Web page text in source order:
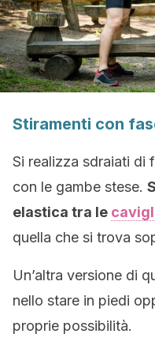
Stiramenti con
Si realizza sdraiati di
con le gambe stese.
elastica tra le
quella che si trova
Un’altra versione di
nello stare in piedi
proprie possibilità.